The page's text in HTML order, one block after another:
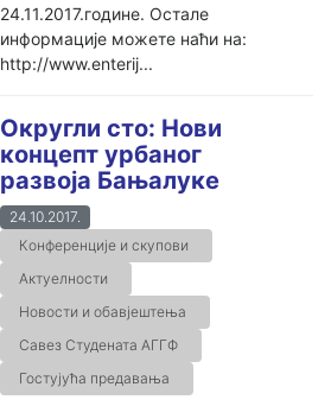
24.11.2017.године. Остале
информације можете наћи на:
http://www.enterij...
Округли сто: Нови
концепт урбаног
развоја Бањалуке
24.10.2017.
Конференције и скупови
Актуелности
Новости и обавјештења
Савез Студената АГГФ
Гостујућа предавања